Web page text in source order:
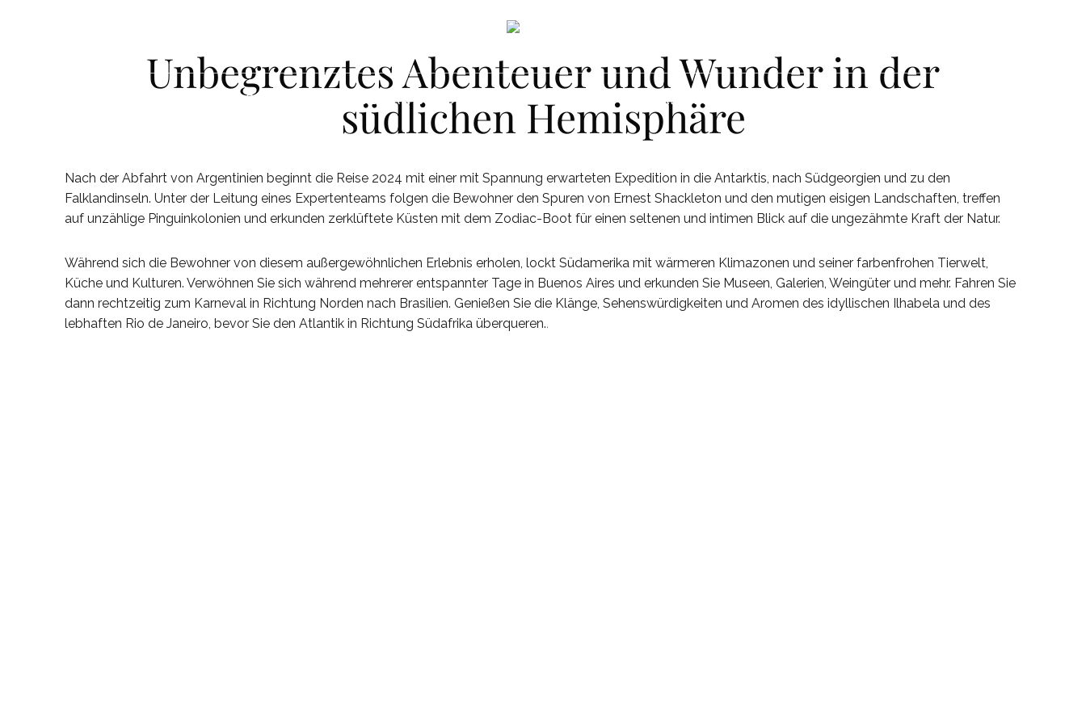
APARTMENTS LEBEN AN BORD EXPEDITIONEN UNSERE GESCHICHTE
APARTMENTS LEBEN AN BORD EXPEDITIONEN UNSERE GESCHICHTE
Unbegrenztes Abenteuer und Wunder in der
südlichen Hemisphäre
Nach der Abfahrt von Argentinien beginnt die Reise 2024 mit einer mit Spannung erwarteten Expedition in die Antarktis, nach Südgeorgien und zu den
Falklandinseln. Unter der Leitung eines Expertenteams folgen die Bewohner den Spuren von Ernest Shackleton und den mutigen eisigen Landschaften, treffen
auf unzählige Pinguinkolonien und erkunden zerklüftete Küsten mit dem Zodiac-Boot für einen seltenen und intimen Blick auf die ungezähmte Kraft der Natur.
Während sich die Bewohner von diesem außergewöhnlichen Erlebnis erholen, lockt Südamerika mit wärmeren Klimazonen und seiner farbenfrohen Tierwelt,
Küche und Kulturen. Verwöhnen Sie sich während mehrerer entspannter Tage in Buenos Aires und erkunden Sie Museen, Galerien, Weingüter und mehr. Fahren Sie
dann rechtzeitig zum Karneval in Richtung Norden nach Brasilien. Genießen Sie die Klänge, Sehenswürdigkeiten und Aromen des idyllischen Ilhabela und des
lebhaften Rio de Janeiro, bevor Sie den Atlantik in Richtung Südafrika überqueren..